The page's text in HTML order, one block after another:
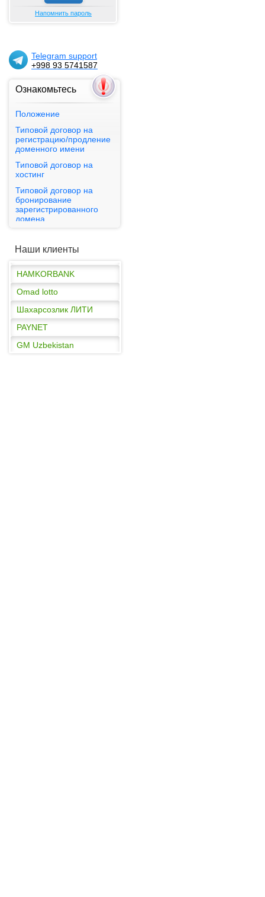
Напомнить пароль
Telegram support
+998 93 5741587
Ознакомьтесь
Положение
Типовой договор на
регистрацию/продление
доменного имени
Типовой договор на
хостинг
Типовой договор на
бронирование
зарегистрированного
домена
Наши клиенты
PAYNET
GM Uzbekistan
Omad lotto
Шахарсозлик ЛИТИ
GM Uzbekistan
HAMKORBANK
Omad lotto
Шахарсозлик ЛИТИ
PAYNET
GM Uzbekistan